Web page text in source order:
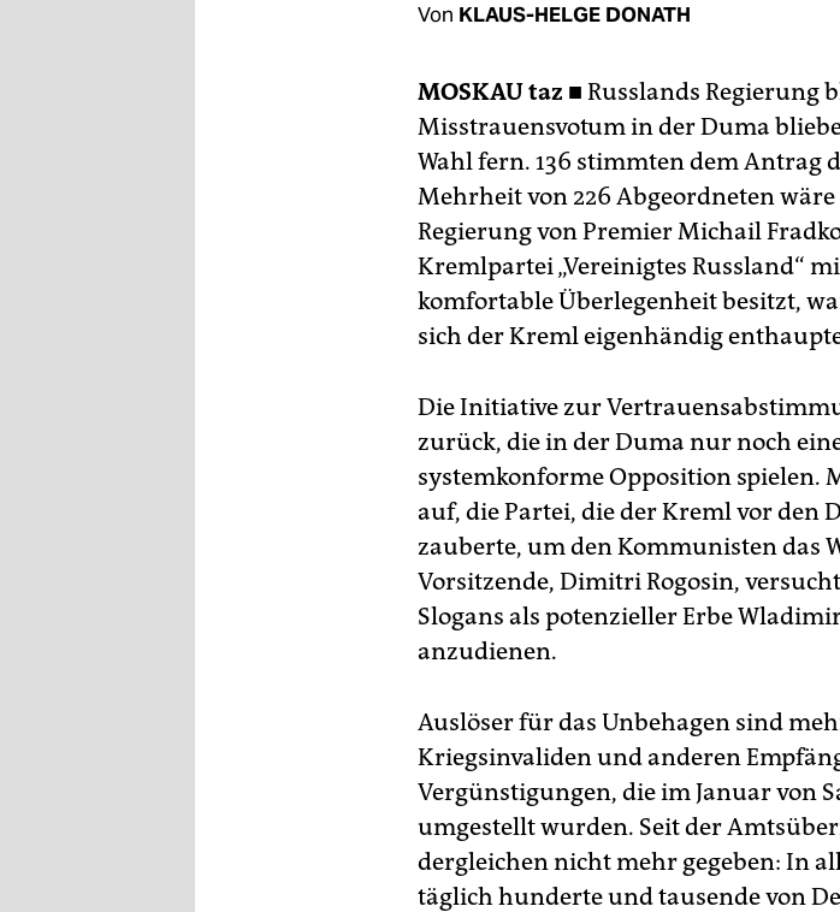
Von KLAUS-HELGE DONATH
MOSKAUtaz ■ Russlands Regierung
Misstrauensvotum in der Duma
Wahl fern. 136 stimmten dem Antrag
Mehrheit von 226 Abgeordneten
Regierung von Premier Michail
Kremlpartei „Vereinigtes Russland“
komfortable Überlegenheit besitzt,
sich der Kreml eigenhändig
Die Initiative zur
zurück, die in der Duma nur noch
systemkonforme Opposition spielen.
auf, die Partei, die der Kreml vor den
zauberte, um den Kommunisten das
Vorsitzende, Dimitri Rogosin,
Slogans als potenzieller Erbe
anzudienen.
Auslöser für das Unbehagen sind
Kriegsinvaliden und anderen
Vergünstigungen, die im Januar von
umgestellt wurden. Seit der
dergleichen nicht mehr gegeben: In
täglich hunderte und tausende von